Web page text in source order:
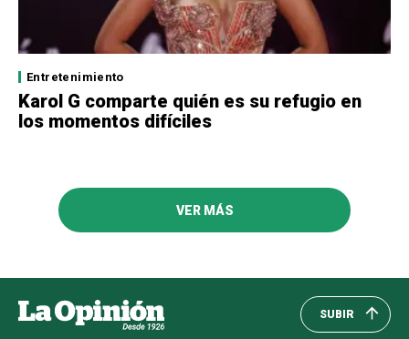
Entretenimiento
Karol G comparte quién es su refugio en
los momentos difíciles
VER MÁS
SUBIR